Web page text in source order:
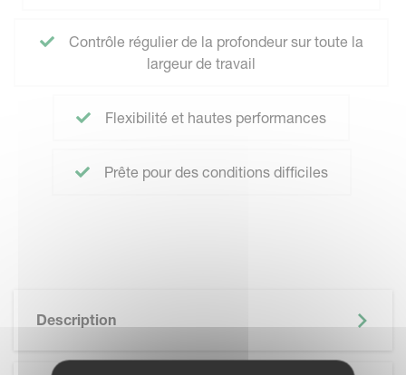
Contrôle régulier de la profondeur sur toute la
largeur de travail
Flexibilité et hautes performances
Prête pour des conditions difficiles
Description